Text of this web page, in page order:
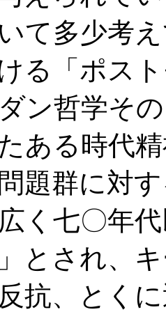
て多少考
る「ポス
ダン哲学そ
ある時代
題群に対
く七〇年
とされ、
抗、とく